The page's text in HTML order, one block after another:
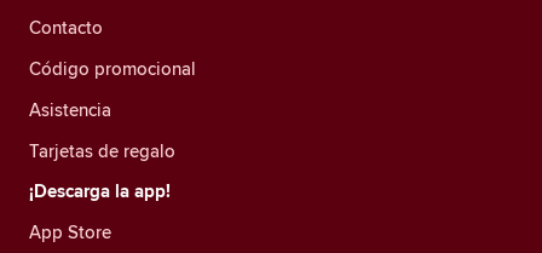
Contacto
Código promocional
Asistencia
Tarjetas de regalo
¡Descarga la app!
App Store